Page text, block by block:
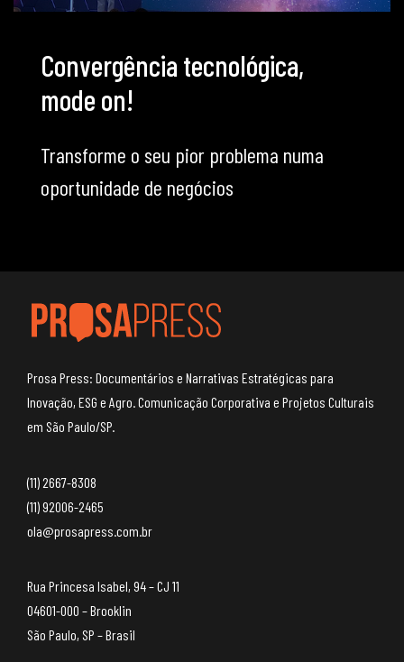
Convergência tecnológica,
mode on!
Transforme o seu pior problema numa
oportunidade de negócios
Prosa Press: Documentários e Narrativas Estratégicas para
Inovação, ESG e Agro. Comunicação Corporativa e Projetos Culturais
em São Paulo/SP.
(11) 2667-8308
(11) 92006-2465
ola@prosapress.com.br
Rua Princesa Isabel, 94 – CJ 11
04601-000 – Brooklin
São Paulo, SP – Brasil